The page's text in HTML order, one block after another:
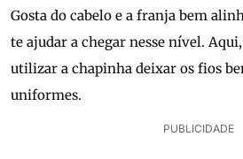
Gosta do cabelo e a franja bem
te ajudar a chegar nesse nível.
utilizar a chapinha deixar os fios
uniformes.
PUBLICIDADE